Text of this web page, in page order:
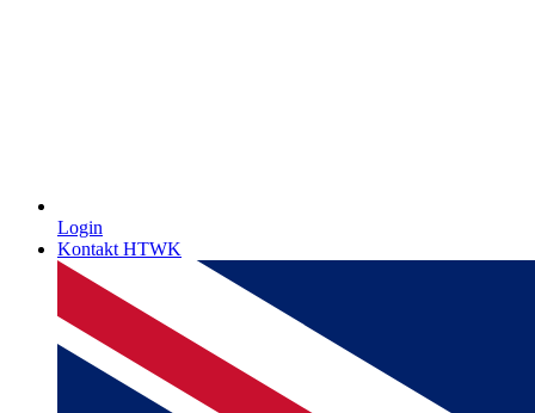
Login
Kontakt HTWK